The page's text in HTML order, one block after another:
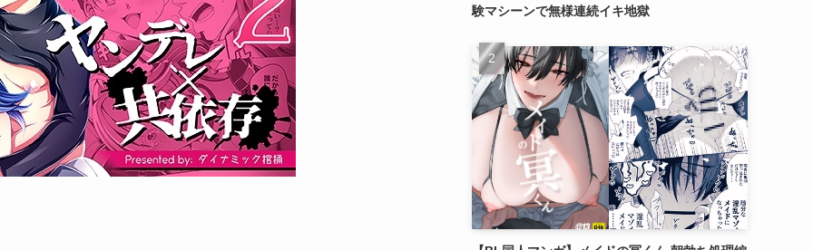
験マシーンで無様連続イキ地獄